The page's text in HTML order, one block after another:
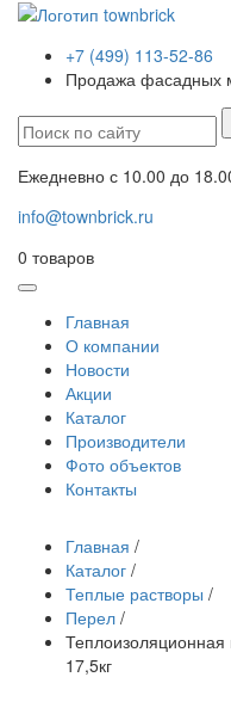
+7 (499) 113-52-86
Продажа фасадных
Ежедневно с 10.00 до
info@townbrick.ru
0 товаров
Главная
О компании
Новости
Акции
Каталог
Производители
Фото объектов
Контакты
Главная /
Каталог /
Теплые растворы /
Перел /
Теплоизоляционная
17,5кг